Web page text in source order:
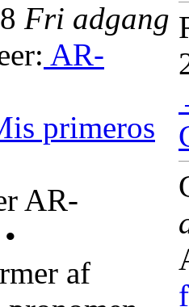
Fri adgang
AR-
primeros
AR-
af